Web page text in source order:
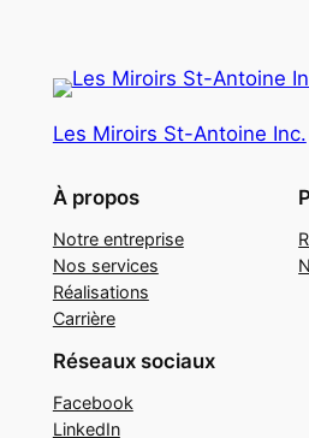
Les Miroirs St-Antoine Inc.
À propos
Notre entreprise
Nos services
Réalisations
Carrière
Réseaux sociaux
Facebook
LinkedIn